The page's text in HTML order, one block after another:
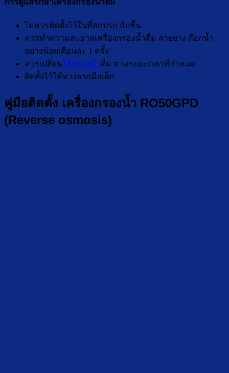
การดูแลรักษาเครื่องกรองน้ำดื่ม
ไม่ควรติดตั้งไว้ในที่สกปรก อับชื้น
ควรทำความสะอาดเครื่องกรองน้ำดื่ม สายยาง ก๊อกน้ำ
อย่างน้อยเดือนละ 1 ครั้ง
ควรเปลี่ยนไส้กรองน้ำดื่ม ตามระยะเวลาที่กำหนด
ติดตั้งไว้ให้ห่างจากมือเด็ก
คู่มือติดตั้ง เครื่องกรองน้ำ RO50GPD
(Reverse osmosis)